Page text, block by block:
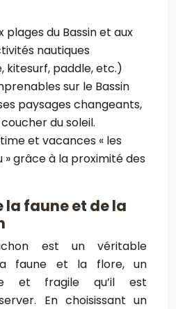
plages du Bassin et aux
nautiques
kitesurf, paddle, etc.)
sur le Bassin
paysages changeants,
du soleil.
et vacances « les
» grâce à la proximité des
la faune et de la
est un véritable
faune et la flore, un
et fragile qu’il est
En choisissant un